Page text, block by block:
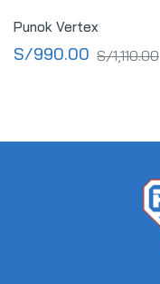
Punok Vertex
S/990.00 S/1,110.00